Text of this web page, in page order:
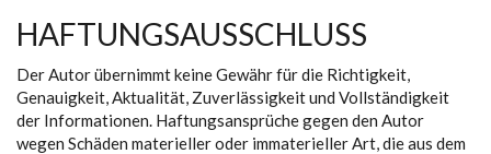
HAFTUNGSAUSSCHLUSS
Der Autor übernimmt keine Gewähr für die Richtigkeit,
Genauigkeit, Aktualität, Zuverlässigkeit und Vollständigkeit
der Informationen. Haftungsansprüche gegen den Autor
wegen Schäden materieller oder immaterieller Art, die aus dem